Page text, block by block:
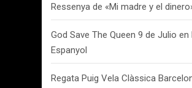
Ressenya de «Mi madre y el
God Save The Queen 9 de Julio en
Espanyol
Regata Puig Vela Clàssica